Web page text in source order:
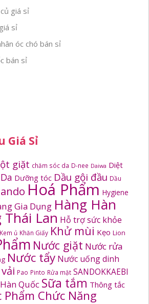
giá sỉ
sỉ
óc chó bán sỉ
bán sỉ
Giá Sỉ
giặt chăm sóc da D-nee Daiwa Diệt
Dưỡng tóc Dầu gội đầu Dầu
Hoá Phẩm Hygiene
Gia Dụng Hàng Hàn
Thái Lan Hỗ trợ sức khỏe
Kem ủ Khăn Giấy Khử mùi Kẹo Lion
Nước giặt Nước rửa
Nước tẩy Nước uống dinh
Pao Pinto Rửa mặt SANDOKKAEBI
Quốc Sữa tắm Thông tắc
Phẩm Chức Năng